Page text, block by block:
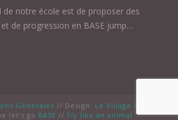
de notre école est de proposer des
et de progression en BASE jump…
Générales // Design: Le Village Design
let's go BASE // Fly like an animal